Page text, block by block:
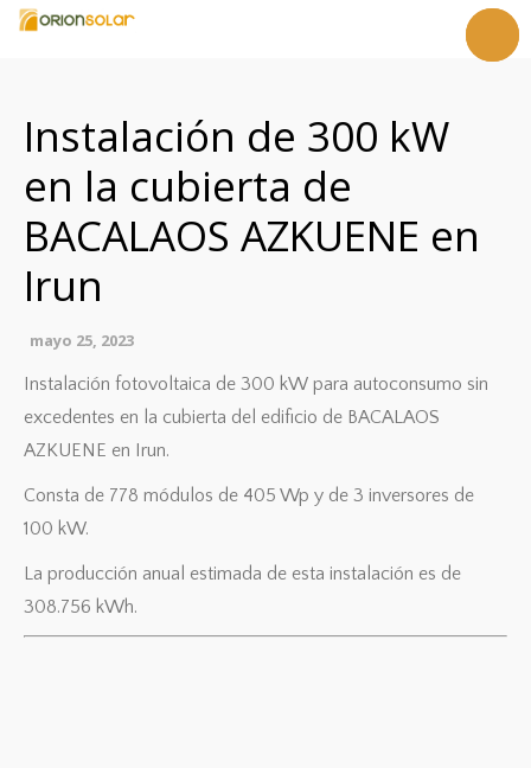
Servicios
Referencias
Noticias
Contacto
Instalación de 300 kW
en la cubierta de
BACALAOS AZKUENE en
Irun
mayo 25, 2023
Instalación fotovoltaica de 300 kW para autoconsumo sin
excedentes en la cubierta del edificio de BACALAOS
AZKUENE en Irun.
Consta de 778 módulos de 405 Wp y de 3 inversores de
100 kW.
La producción anual estimada de esta instalación es de
308.756 kWh.